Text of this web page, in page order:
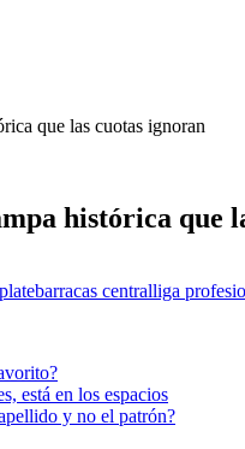
que las cuotas ignoran
histórica que
barracas centralliga
está en los espacios
y no el patrón?